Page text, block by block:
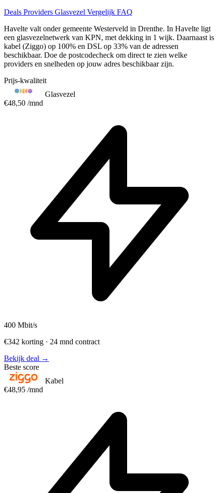
Deals Providers Glasvezel Vergelijk FAQ
Havelte valt onder gemeente Westerveld in Drenthe. In Havelte ligt
een glasvezelnetwerk van KPN, met dekking in 1 wijk. Daarnaast is
kabel (Ziggo) op 100% en DSL op 33% van de adressen
beschikbaar. Doe de postcodecheck om direct te zien welke
providers en snelheden op jouw adres beschikbaar zijn.
Prijs-kwaliteit
Glasvezel
€48,50 /mnd
400 Mbit/s
€342 korting · 24 mnd contract
Bekijk deal →
Beste score
Kabel
€48,95 /mnd